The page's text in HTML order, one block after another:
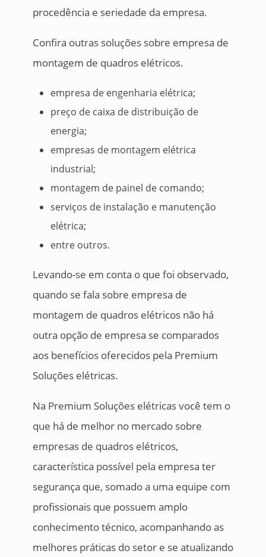
procedência e seriedade da empresa.
Confira outras soluções sobre empresa de
montagem de quadros elétricos.
empresa de engenharia elétrica;
preço de caixa de distribuição de
energia;
empresas de montagem elétrica
industrial;
montagem de painel de comando;
serviços de instalação e manutenção
elétrica;
entre outros.
Levando-se em conta o que foi observado,
quando se fala sobre empresa de
montagem de quadros elétricos não há
outra opção de empresa se comparados
aos benefícios oferecidos pela Premium
Soluções elétricas.
Na Premium Soluções elétricas você tem o
que há de melhor no mercado sobre
empresas de quadros elétricos,
característica possível pela empresa ter
segurança que, somado a uma equipe com
profissionais que possuem amplo
conhecimento técnico, acompanhando as
melhores práticas do setor e se atualizando